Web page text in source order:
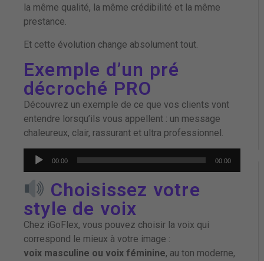
la même qualité, la même crédibilité et la même
prestance.
Et cette évolution change absolument tout.
Exemple d’un pré
décroché PRO
Découvrez un exemple de ce que vos clients vont
entendre lorsqu’ils vous appellent : un message
chaleureux, clair, rassurant et ultra professionnel.
Lecteur
audio
00:00 00:00
Choisissez votre
style de voix
Chez iGoFlex, vous pouvez choisir la voix qui
correspond le mieux à votre image :
voix masculine ou voix féminine, au ton moderne,